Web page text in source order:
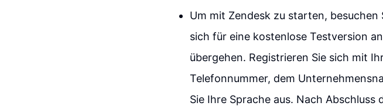
Um mit Zendesk zu starten,
sich für eine kostenlose Testversion
übergehen. Registrieren Sie sich mit
Telefonnummer, dem
Sie Ihre Sprache aus. Nach